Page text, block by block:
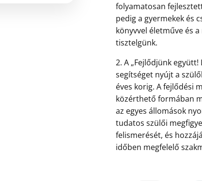
folyamatosan
pedig a gyermekek és
könyvvel életműve és
tisztelgünk.
2. A „Fejlődjünk
segítséget nyújt a
éves korig. A fejlődési
közérthető formában
az egyes állomások
tudatos szülői
felismerését, és
időben megfelelő